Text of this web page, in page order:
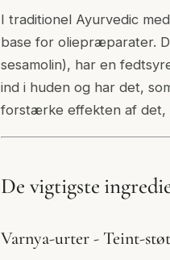
I traditionel Ayurvedic
base for oliepræparater.
sesamolin), har en
ind i huden og har det,
forstærke effekten af det,
De vigtigste
Varnya-urter - Teint-